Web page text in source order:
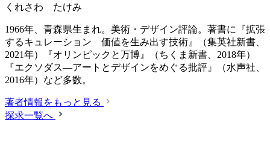
くれさわ たけみ
1966年、青森県生まれ。美術・デザイン評論。著書に『拡張
するキュレーション 価値を生み出す技術』（集英社新書、
2021年）『オリンピックと万博』（ちくま新書、2018年）
『エクソダス―アートとデザインをめぐる批評』（水声社、
2016年）など多数。
著者情報をもっと見る
探求一覧へ